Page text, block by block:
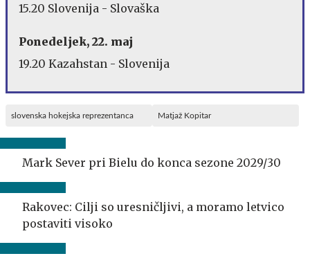
15.20 Slovenija - Slovaška
Ponedeljek, 22. maj
19.20 Kazahstan - Slovenija
slovenska hokejska reprezentanca Matjaž Kopitar
Mark Sever pri Bielu do konca sezone 2029/30
Rakovec: Cilji so uresničljivi, a moramo letvico
postaviti visoko